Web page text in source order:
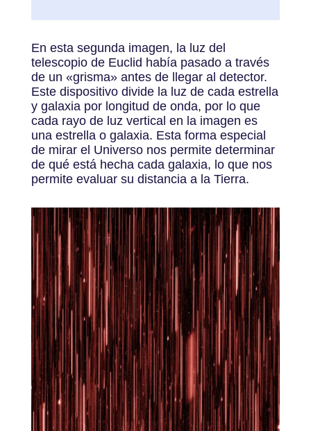
En esta segunda imagen, la luz del
telescopio de Euclid había pasado a través
de un «grisma» antes de llegar al detector.
Este dispositivo divide la luz de cada estrella
y galaxia por longitud de onda, por lo que
cada rayo de luz vertical en la imagen es
una estrella o galaxia. Esta forma especial
de mirar el Universo nos permite determinar
de qué está hecha cada galaxia, lo que nos
permite evaluar su distancia a la Tierra.